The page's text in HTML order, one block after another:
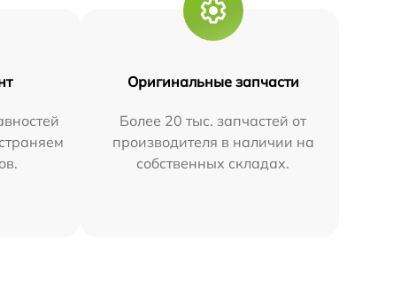
Оригинальные запчасти
Более 20 тыс. запчастей от
производителя в наличии на
собственных складах.